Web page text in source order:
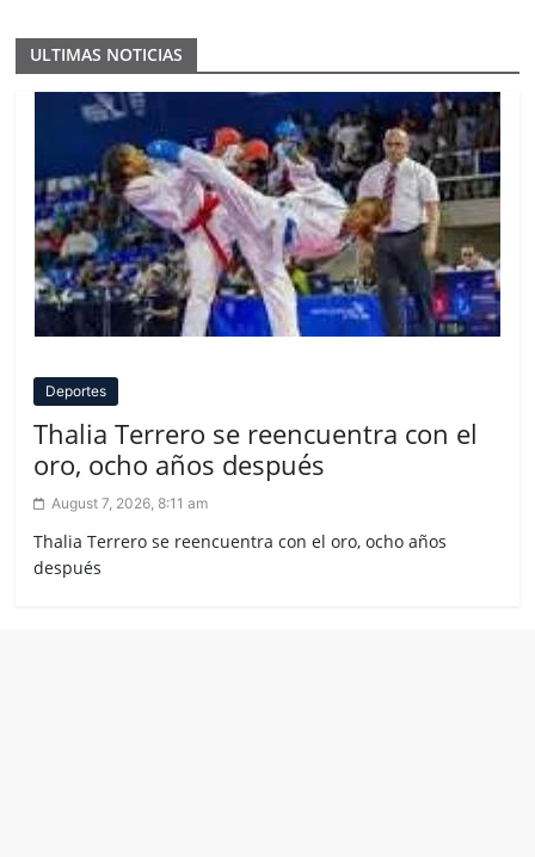
ULTIMAS NOTICIAS
Deportes
Thalia Terrero se reencuentra con el
oro, ocho años después
August 7, 2026, 8:11 am
Thalia Terrero se reencuentra con el oro, ocho años
después